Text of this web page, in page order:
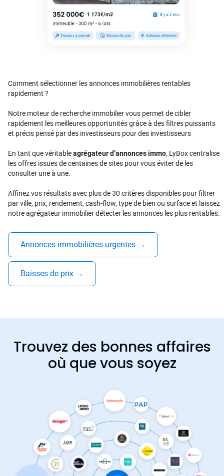
Comment sélectionner les annonces immobilières rentables
rapidement ?
Notre moteur de recherche immobilier vous permet de cibler
rapidement les meilleures opportunités grâce à des filtres puissants
et précis pensé par des investisseurs pour des investisseurs
En tant que véritableagrégateur d’annonces immo, LyBox centralise
les offres issues de centaines de sites pour vous éviter de les
consulter une à une.
Affinez vos résultats avec plus de 30 critères disponibles pour filtrer
par ville, prix, rendement, cash-flow, type de bien ou surface et laissez
notre agrégateur immobilier détecter les annonces les plus rentables.
Annonces immobilières urgentes →
Baisses de prix →
Trouvez des bonnes affaires
où que vous soyez